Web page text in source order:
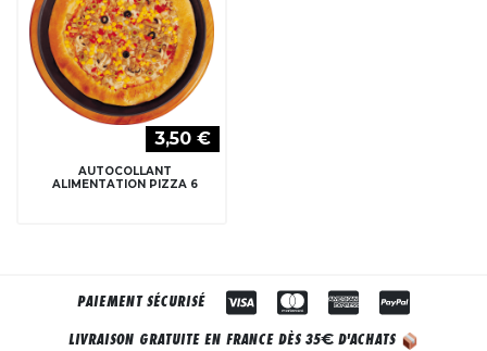
3,50 €
AUTOCOLLANT
ALIMENTATION PIZZA 6
PAIEMENT SÉCURISÉ
LIVRAISON GRATUITE EN FRANCE DÈS 35€ D'ACHATS